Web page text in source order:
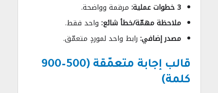
3 خطوات عملية:
مرقمة وواضحة.
ملاحظة مهمّة/خطأ شائع: واحد فقط.
مصدر إضافي: رابط واحد لموردٍ متعمّق.
قالب إجابة متعمّقة (500–900
كلمة)